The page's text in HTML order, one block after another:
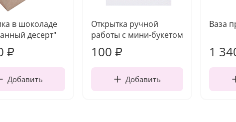
в шоколаде
десерт"
₽
Добавить
Открытка ручной
работы с мини-букетом
100 ₽
Добавить
Ваза
1